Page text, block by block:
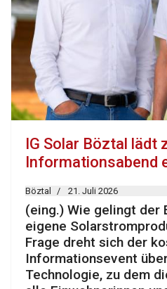
IG Solar Böztal lädt
Informationsabend
Böztal 21. Juli 2026
(eing.) Wie gelingt der
eigene
Frage dreht sich der
Informationsevent
Technologie, zu dem